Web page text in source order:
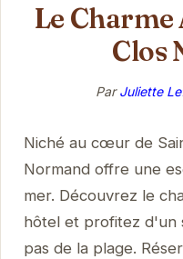
Le
Clos
ParJuliette
Niché au cœur de
Normand offre une
mer. Découvrez le
hôtel et profitez d'un
pas de la plage.